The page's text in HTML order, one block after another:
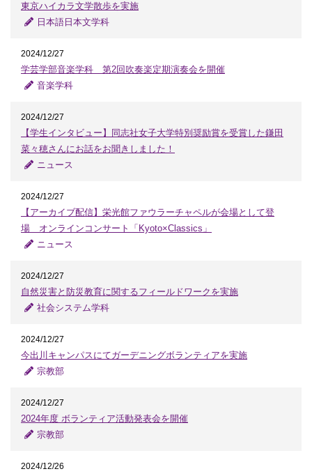
東京ハイカラ文学散歩を実施
日本語日本文学科
2024/12/27
学芸学部音楽学科 第2回吹奏楽定期演奏会を開催
音楽学科
2024/12/27
【学生インタビュー】同志社女子大学特別奨励賞を受賞した鎌田
菜々穂さんにお話をお聞きしました！
ニュース
2024/12/27
【アーカイブ配信】栄光館ファウラーチャペルが会場として登
場 オンラインコンサート「Kyoto×Classics」
ニュース
2024/12/27
自然災害と防災教育に関するフィールドワークを実施
社会システム学科
2024/12/27
今出川キャンパスにてガーデニングボランティアを実施
宗教部
2024/12/27
2024年度 ボランティア活動発表会を開催
宗教部
2024/12/26